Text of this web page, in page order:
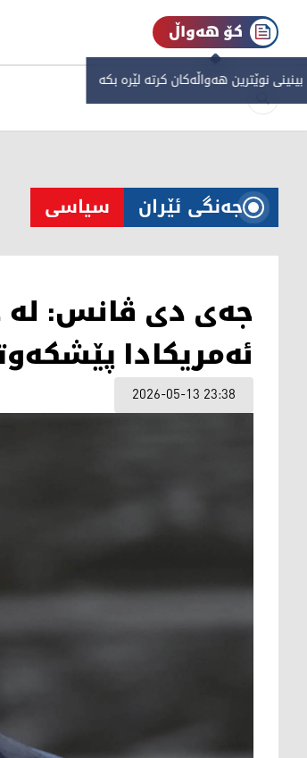
کۆ هەواڵ
نوێترین هەواڵەکان کرتە لێرە بکە
جەنگی ئێران سیاسی
جەی دی ڤانس: لە
ئەمریکادا
2026-05-13 23:38